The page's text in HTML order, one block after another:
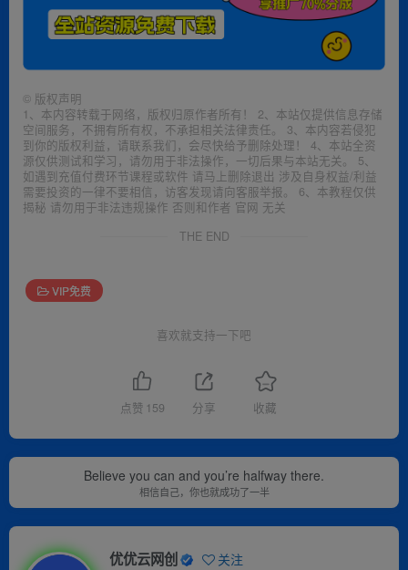
© 版权声明
1、本内容转载于网络，版权归原作者所有！ 2、本站仅提供信息存储
空间服务，不拥有所有权，不承担相关法律责任。 3、本内容若侵犯
到你的版权利益，请联系我们，会尽快给予删除处理！ 4、本站全资
源仅供测试和学习，请勿用于非法操作，一切后果与本站无关。 5、
如遇到充值付费环节课程或软件 请马上删除退出 涉及自身权益/利益
需要投资的一律不要相信，访客发现请向客服举报。 6、本教程仅供
揭秘 请勿用于非法违规操作 否则和作者 官网 无关
THE END
VIP免费
喜欢就支持一下吧
点赞 159 分享 收藏
Believe you can and you’re halfway there.
相信自己，你也就成功了一半
优优云网创 关注